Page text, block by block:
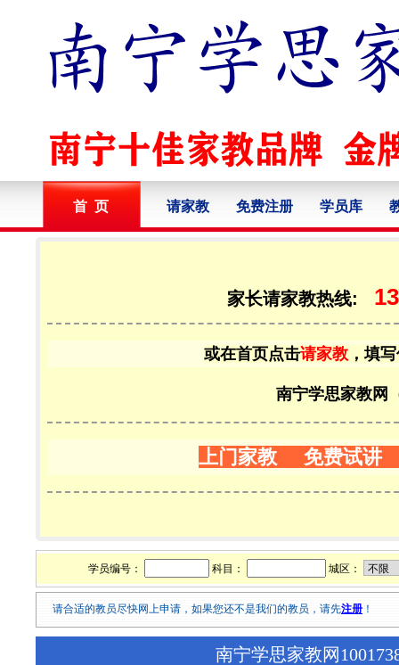
首 页 请家教 免费注册 学员库
家长请家教热线:
或在首页点击请家教 ，填
南宁学思家教网
上门家教 免费试讲
学员编号： 科目： 城区：
请合适的教员尽快网上申请，如果您还不是我们的教员，请先注册 ！
南宁学思家教网